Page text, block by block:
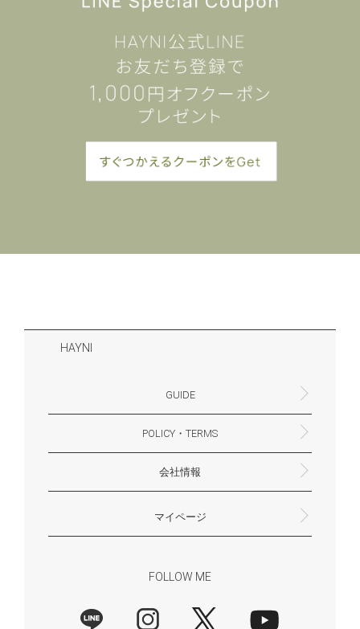
HAYNI
GUIDE
よくあるご質問・お問合せ
お支払いについて
配送・送料について
ギフトサービスについて
一緒に働く？(HAYNI採用情報サイトへ)
for Foreigners (overseas delivery)
POLICY・TERMS
返品・交換について
プライバシーポリシー
特定商取引法に基づく表示
外部送信ポリシー
会社情報
大阪府大阪市淀川区十八条3-9-35
電話番号：06-6868-9671
※お電話でのお問合せ受付は行っておりません
メール：support@hayni.jp
お問い合わせはこちらからお願いいたします
営業時間：10：00～15：00（金曜日は14：00ま
定休日： 土・日・祝祭日
※土日祝祭日はお休みをいただきます。
メールの返信は翌営業日となりますので、ご了承
マイページ
FOLLOW ME